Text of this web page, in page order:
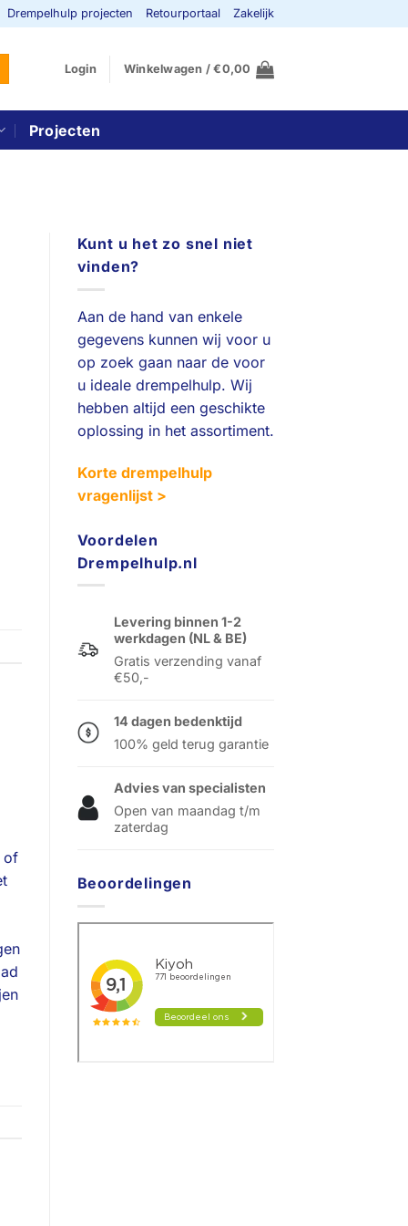
Drempelhulp projecten Retourportaal Zakelijk
Login Winkelwagen /€0,00
Projecten
of
Kunt u het zo snel niet
vinden?
Aan de hand van enkele
gegevens kunnen wij voor u
op zoek gaan naar de voor
u ideale drempelhulp. Wij
hebben altijd een geschikte
oplossing in het assortiment.
Korte drempelhulp
vragenlijst >
Voordelen
Drempelhulp.nl
Levering binnen 1-2
werkdagen (NL & BE)
Gratis verzending vanaf
€50,-
14 dagen bedenktijd
100% geld terug garantie
Advies van specialisten
Open van maandag t/m
zaterdag
Beoordelingen